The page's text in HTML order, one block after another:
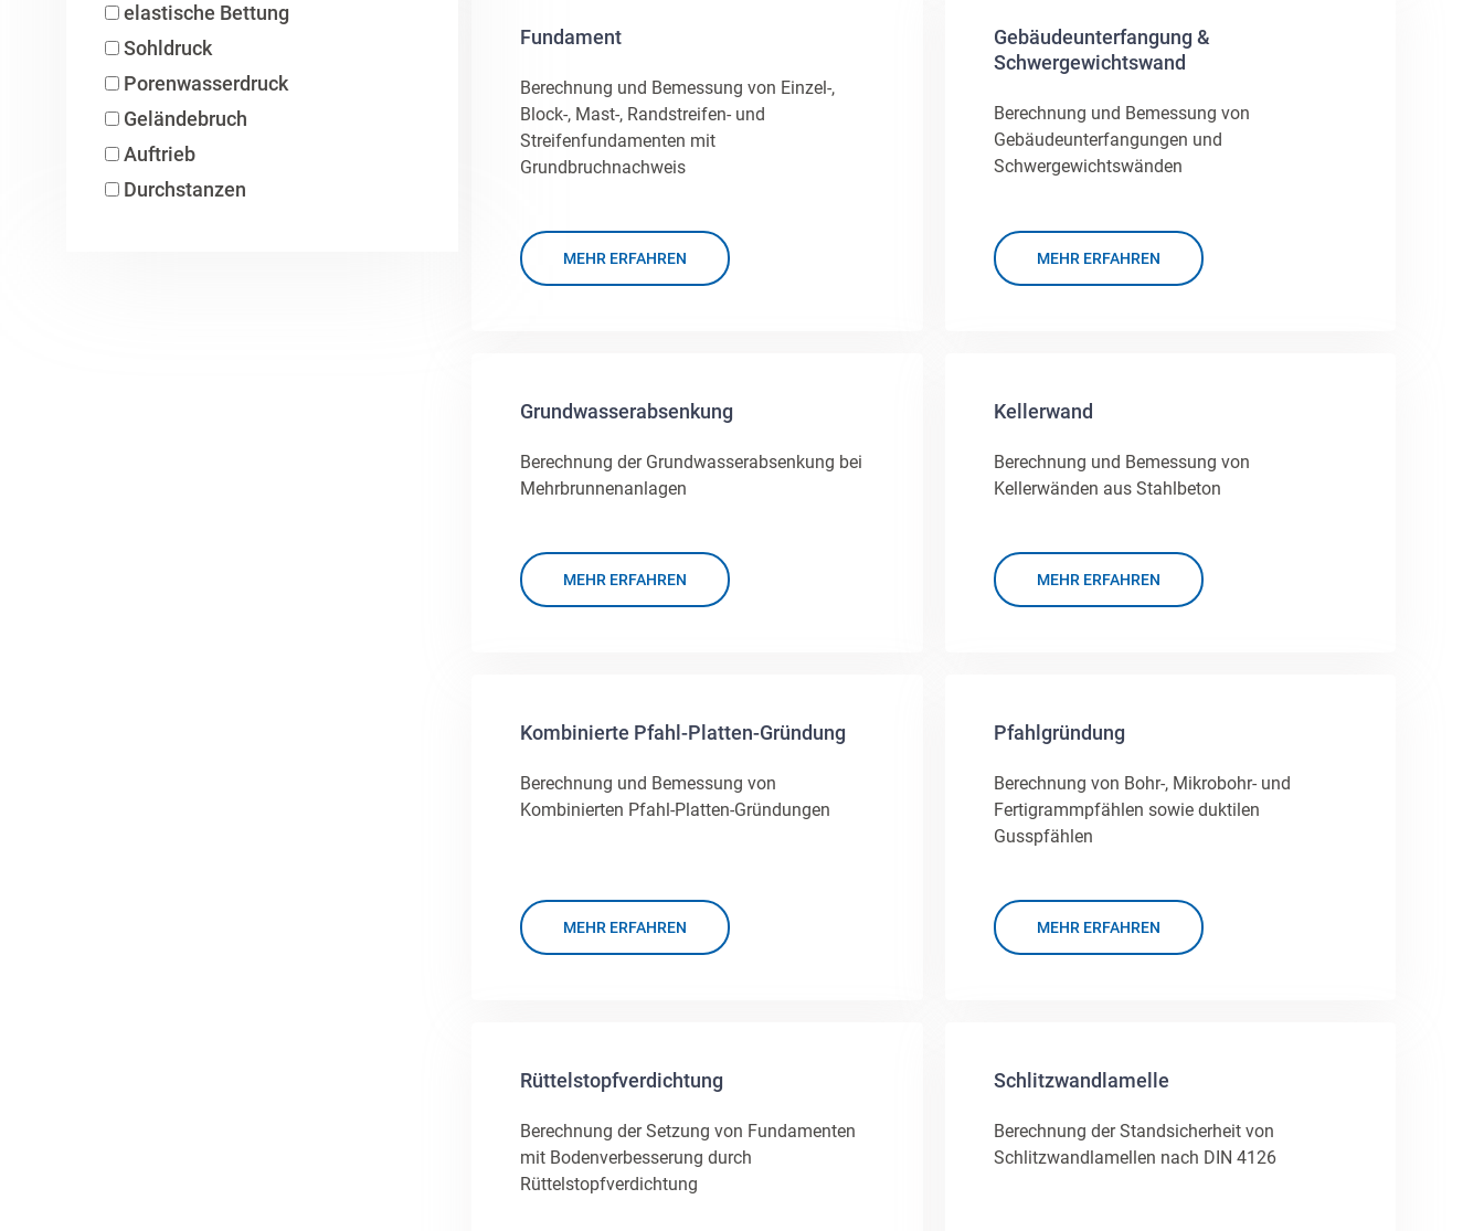
elastische Bettung
Sohldruck
Porenwasserdruck
Geländebruch
Auftrieb
Durchstanzen
Fundament
Berechnung und Bemessung von Einzel-,
Block-, Mast-, Randstreifen- und
Streifenfundamenten mit
Grundbruchnachweis
MEHR ERFAHREN
Gebäudeunterfangung &
Schwergewichtswand
Berechnung und Bemessung von
Gebäudeunterfangungen und
Schwergewichtswänden
MEHR ERFAHREN
Grundwasserabsenkung
Berechnung der Grundwasserabsenkung bei
Mehrbrunnenanlagen
MEHR ERFAHREN
Kellerwand
Berechnung und Bemessung von
Kellerwänden aus Stahlbeton
MEHR ERFAHREN
Kombinierte Pfahl-Platten-Gründung
Berechnung und Bemessung von
Kombinierten Pfahl-Platten-Gründungen
MEHR ERFAHREN
Pfahlgründung
Berechnung von Bohr-, Mikrobohr- und
Fertigrammpfählen sowie duktilen
Gusspfählen
MEHR ERFAHREN
Rüttelstopfverdichtung
Berechnung der Setzung von Fundamenten
mit Bodenverbesserung durch
Rüttelstopfverdichtung
Schlitzwandlamelle
Berechnung der Standsicherheit von
Schlitzwandlamellen nach DIN 4126